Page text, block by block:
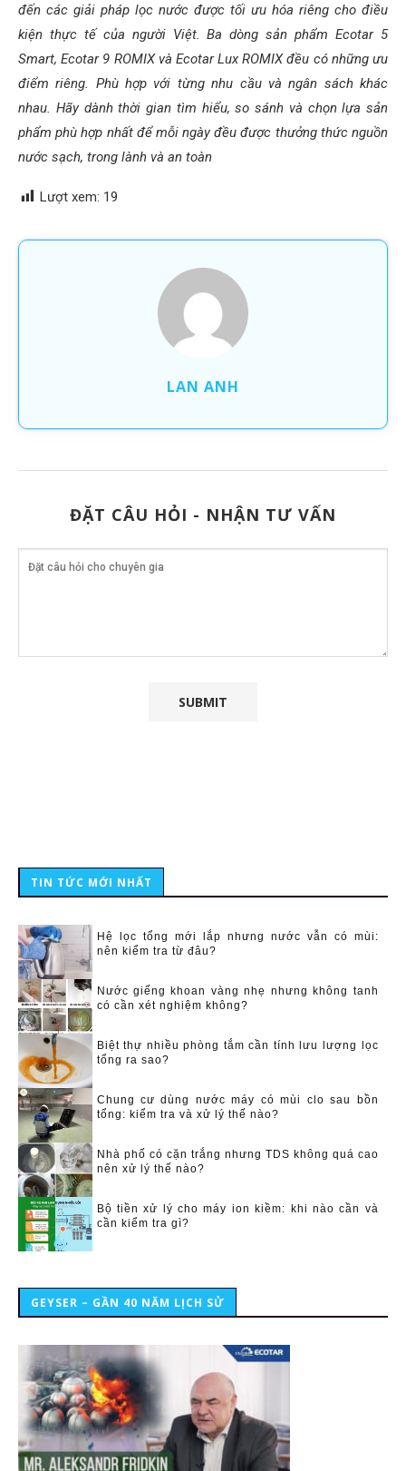
đến các giải pháp lọc nước được tối ưu hóa riêng cho điều
kiện thực tế của người Việt. Ba dòng sản phẩm Ecotar 5
Smart, Ecotar 9 ROMIX và Ecotar Lux ROMIX đều có những ưu
điểm riêng. Phù hợp với từng nhu cầu và ngân sách khác
nhau. Hãy dành thời gian tìm hiểu, so sánh và chọn lựa sản
phẩm phù hợp nhất để mỗi ngày đều được thưởng thức nguồn
nước sạch, trong lành và an toàn
Lượt xem: 19
LAN ANH
ĐẶT CÂU HỎI - NHẬN TƯ VẤN
TIN TỨC MỚI NHẤT
Hệ lọc tổng mới lắp nhưng nước vẫn có mùi:
nên kiểm tra từ đâu?
Nước giếng khoan vàng nhẹ nhưng không tanh
có cần xét nghiệm không?
Biệt thự nhiều phòng tắm cần tính lưu lượng lọc
tổng ra sao?
Chung cư dùng nước máy có mùi clo sau bồn
tổng: kiểm tra và xử lý thế nào?
Nhà phố có cặn trắng nhưng TDS không quá cao
nên xử lý thế nào?
Bộ tiền xử lý cho máy ion kiềm: khi nào cần và
cần kiểm tra gì?
GEYSER – GẦN 40 NĂM LỊCH SỬ